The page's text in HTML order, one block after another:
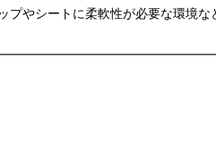
プやシートに柔軟性が必要な環境な